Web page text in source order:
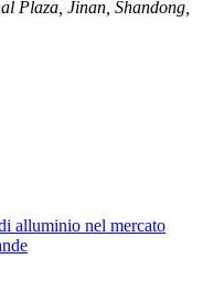
Plaza, Jinan, Shandong,